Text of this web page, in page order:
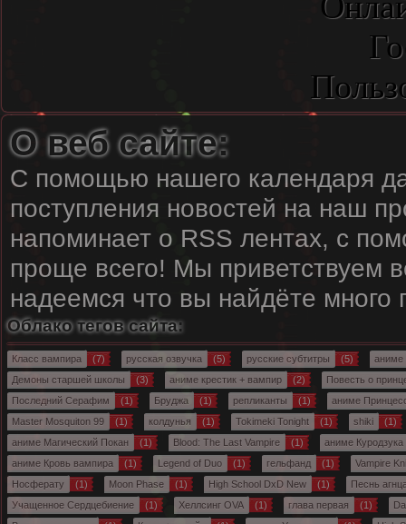
О веб сайте:
С помощью нашего календаря
поступления новостей на наш
напоминает о RSS лентах, с
проще всего! Мы приветствуем
надеемся что вы найдёте
Облако тегов сайта:
Класс вампира (7) русская озвучка (5) русские субтитры (5)
аниме
Демоны старшей школы
(3) аниме крестик + вампир (2)
Повесть о
Последний Серафим
(1) Бруджа (1) репликанты (1)
аниме
Master Mosquiton 99
(1) колдунья (1) Tokimeki Tonight (1) shiki
(1)
аниме Магический Покан
(1) Blood: The Last Vampire (1)
аниме Куродзука
аниме Кровь вампира
(1) Legend of Duo (1) гельфанд (1)
Vampire
Носферату
(1) Moon Phase (1) High School DxD New (1)
Песнь
Учащенное Сердцебиение
(1) Хеллсинг OVA (1) глава первая (1)